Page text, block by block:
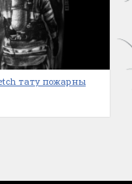
тату пожарны